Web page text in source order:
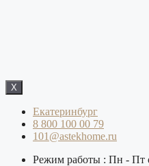
X
Екатеринбург
8 800 100 00 79
101@astekhome.ru
Режим работы : Пн - Пт